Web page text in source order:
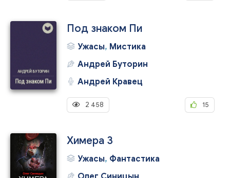
Под знаком Пи
Ужасы, Мистика
Андрей Буторин
Андрей Кравец
2 458 15
Химера 3
Ужасы, Фантастика